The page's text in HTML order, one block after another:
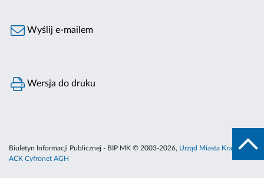
Wyślij e-mailem
Wersja do druku
Biuletyn Informacji Publicznej - BIP MK © 2003-2026, Urząd Miasta Krakowa
ACK Cyfronet AGH